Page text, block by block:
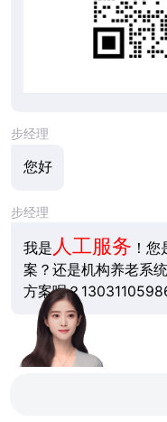
步经理
您好
步经理
我是 人工服务 ！
案？还是机构养老系
方案呢？